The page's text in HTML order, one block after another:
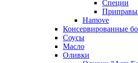
Специи
Приправы
Hamove
Консервированные
Соусы
Масло
Оливки